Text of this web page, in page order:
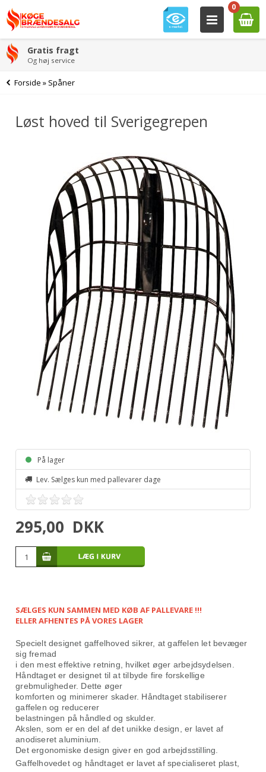
0
Gratis fragt
Og høj service
Forside » Spåner
Løst hoved til Sverigegrepen
På lager
Lev. Sælges kun med pallevarer dage
295,00 DKK
SÆLGES KUN SAMMEN MED KØB AF PALLEVARE !!!
ELLER AFHENTES PÅ VORES LAGER
Specielt designet gaffelhoved sikrer, at gaffelen let bevæger
sig fremad
i den mest effektive retning, hvilket øger arbejdsydelsen.
Håndtaget er designet til at tilbyde fire forskellige
grebmuligheder. Dette øger
komforten og minimerer skader. Håndtaget stabiliserer
gaffelen og reducerer
belastningen på håndled og skulder.
Akslen, som er en del af det unikke design, er lavet af
anodiseret aluminium.
Det ergonomiske design giver en god arbejdsstilling.
Gaffelhovedet og håndtaget er lavet af specialiseret plast,